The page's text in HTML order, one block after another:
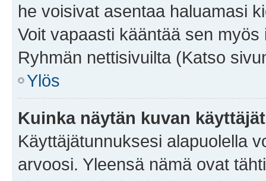
he voisivat asentaa haluamasi
Voit vapaasti kääntää sen
Ryhmän nettisivuilta (Katso
Ylös
Kuinka näytän kuvan
Käyttäjätunnuksesi alapuolella
arvoosi. Yleensä nämä ovat